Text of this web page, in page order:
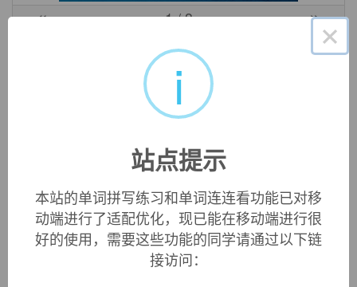
« 1/ 3 »
双语例句
×
i
站点提示
本站的单词拼写练习和单词连连看功能已对移
动端进行了适配优化，现已能在移动端进行很
好的使用，需要这些功能的同学请通过以下链
接访问：